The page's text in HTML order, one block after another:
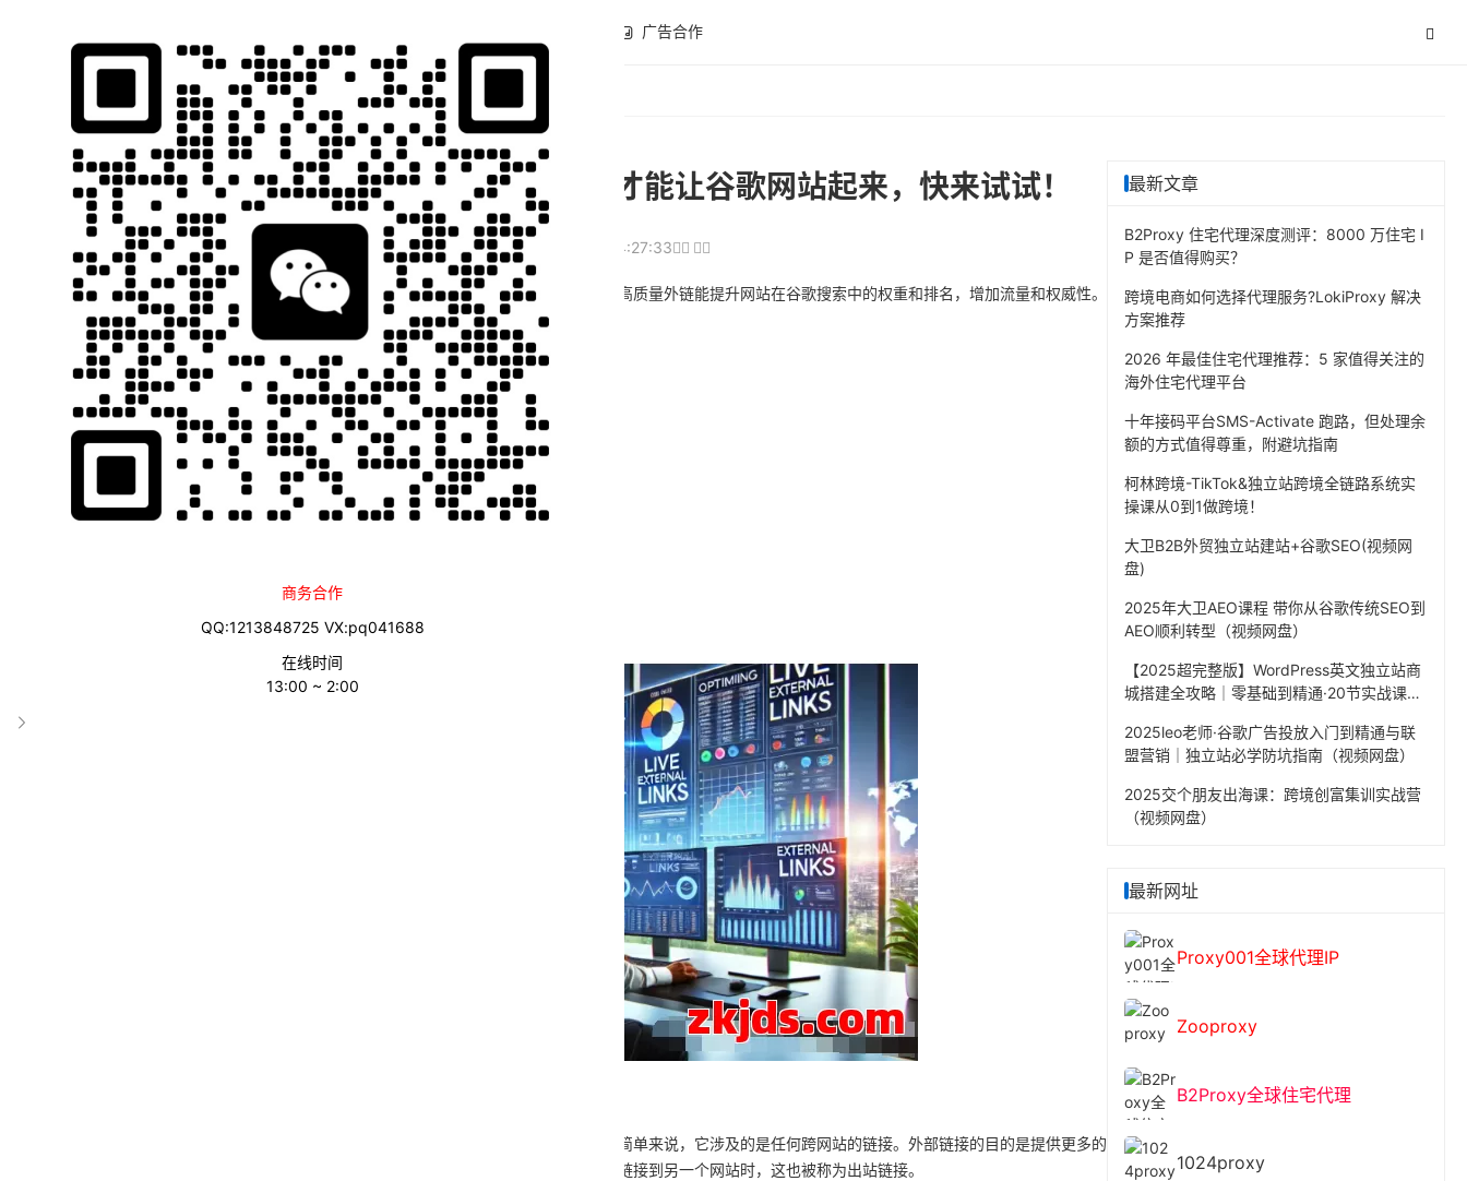
广告合作
跨境百科 运营教程 Google 正文
90%的人都在做无效外链！避开这些坑，才能让谷歌网站起来，快来试试！
石南 1834 2025-05-21 14:27:33
本文重点介绍谷歌外链 (Google外链)是指其他网站指向你网站的链接，对SEO至关重要。高质量外链能提升网站在谷歌搜索中的权重和排名，增加流量和权威性。
但低质量或垃圾外链可能导致惩罚，因此需注重自然、相关性强的外链建设 。
本文目录：
什么是外部链接?外部链接对于SEO有什么影响?
应该如何搭建有利于SEO的出站链接?
外部链接如何提高域名权威性?
外部链接(出站链接)有哪些风险?
如何评估潜在链接源的质量?
链接到相关且权威的网站会对搜索引擎机器人产生什么影响?
应该多久审核一次我们的外部链接?
外部链接是指从你的网站指向另一个网站的链接，或者从其他网站指向你的网站的链接。简单来说，它涉及的是任何跨网站的链接。外部链接的目的是提供更多的
背景信息、参考资料或指向其他资源，无论是从你的网站出去的还是进来的。当你的网站链接到另一个网站时，这也被称为出站链接。
最新文章
B2Proxy 住宅代理深度测评：8000 万住宅 I
P 是否值得购买？
跨境电商如何选择代理服务?LokiProxy 解决
方案推荐
2026 年最佳住宅代理推荐：5 家值得关注的
海外住宅代理平台
十年接码平台SMS-Activate 跑路，但处理余
额的方式值得尊重，附避坑指南
柯林跨境-TikTok&独立站跨境全链路系统实
操课从0到1做跨境！
大卫B2B外贸独立站建站+谷歌SEO(视频网
盘)
2025年大卫AEO课程 带你从谷歌传统SEO到
AEO顺利转型（视频网盘）
【2025超完整版】WordPress英文独立站商
城搭建全攻略｜零基础到精通·20节实战课程
2025leo老师·谷歌广告投放入门到精通与联
盟营销｜独立站必学防坑指南（视频网盘）
2025交个朋友出海课：跨境创富集训实战营
（视频网盘）
最新网址
Proxy001全球代理IP
Zooproxy
B2Proxy全球住宅代理
1024proxy
商务合作
QQ:1213848725 VX:pq041688
在线时间
13:00 ~ 2:00